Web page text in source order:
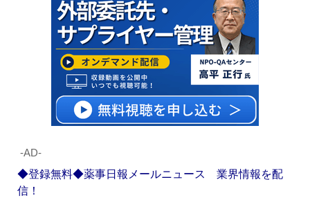
‐AD‐
◆登録無料◆薬事日報メールニュース 業界情報を配
信！